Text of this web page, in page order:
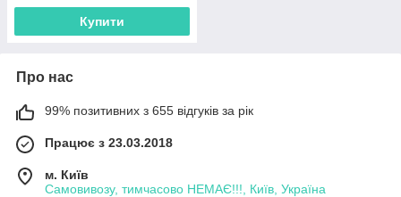
Купити
Про нас
99% позитивних з 655 відгуків за рік
Працює з 23.03.2018
м. Київ
Самовивозу, тимчасово НЕМАЄ!!!, Київ, Україна